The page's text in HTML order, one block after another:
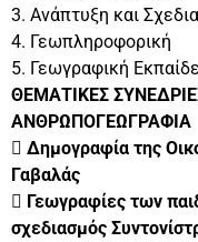
3. Ανάπτυξη και
4. Γεωπληροφορική
5. Γεωγραφική
ΘΕΜΑΤΙΚΕΣ
ΑΝΘΡΩΠΟΓΕΩΓΡΑΦΙΑ
 Δημογραφία της
Γαβαλάς
 Γεωγραφίες των
σχεδιασμός